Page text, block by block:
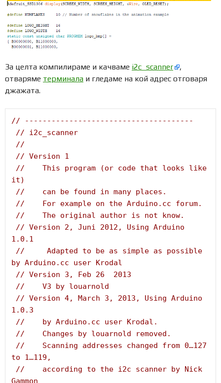
За целта компилираме и качваме i2c_scanner
,
отваряме терминала и гледаме на кой адрес отговаря
джажата.
// --------------------------------------
// i2c_scanner
//
// Version 1
//    This program (or code that looks like
it)
//    can be found in many places.
//    For example on the Arduino.cc forum.
//    The original author is not know.
// Version 2, Juni 2012, Using Arduino
1.0.1
//     Adapted to be as simple as possible
by Arduino.cc user Krodal
// Version 3, Feb 26  2013
//    V3 by louarnold
// Version 4, March 3, 2013, Using Arduino
1.0.3
//    by Arduino.cc user Krodal.
//    Changes by louarnold removed.
//    Scanning addresses changed from 0…127
to 1…119,
//    according to the i2c scanner by Nick